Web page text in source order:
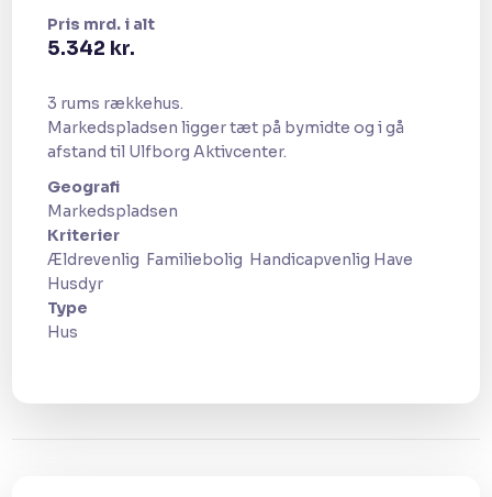
Pris​ mrd. i alt
​5.342 kr.
3 rums rækkehus.
Markedspladsen ligger tæt på bymidte og i gå
afstand til Ulfborg Aktivcenter.
Geografi​
​Markedspladsen
Kriterier
Ældrevenlig ​ Familiebolig ​ Handicapvenlig Have ​
Husdyr​
Type
​Hus